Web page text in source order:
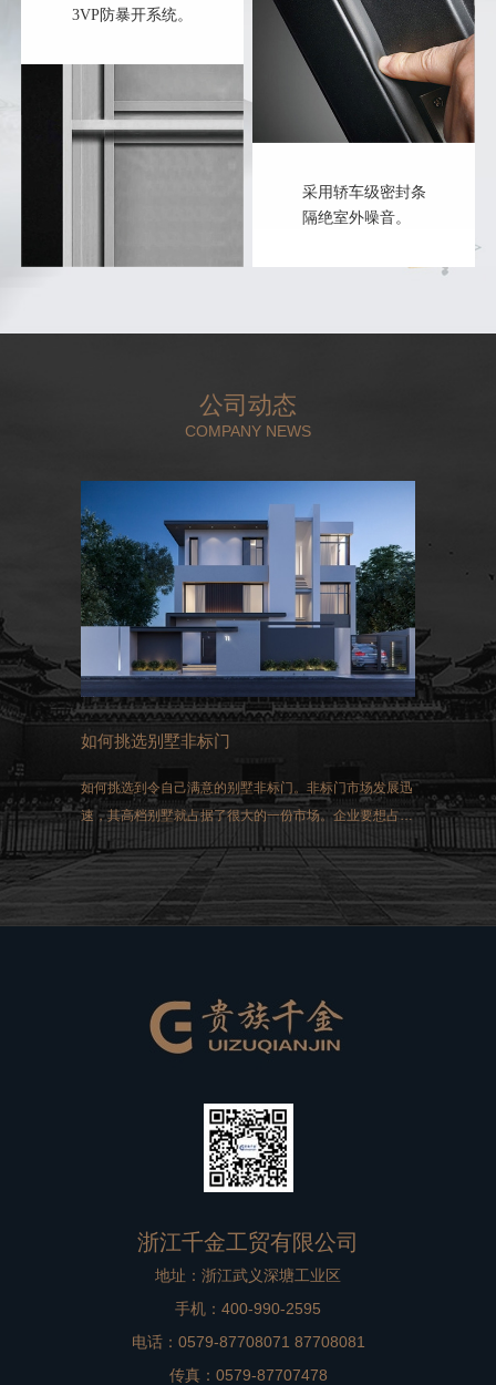
3VP防暴开系统。
采用轿车级密封条
隔绝室外噪音。
公司动态
COMPANY NEWS
如何挑选别墅非标门
如何挑选到令自己满意的别墅非标门。非标门市场发展迅
速，其高档别墅就占据了很大的一份市场。企业要想占得
这一市场，选择生产的非标门就必须符合国家生产的标
准。同时做好三方面的工作：过硬的质量、先进的技术和
良好的品牌形象。在高档别墅在装修过程中，非标门是比
较重要的一个方面，选择到一款合适
浙江千金工贸有限公司
地址：浙江武义深塘工业区
手机：400-990-2595
电话：0579-87708071 87708081
传真：0579-87707478